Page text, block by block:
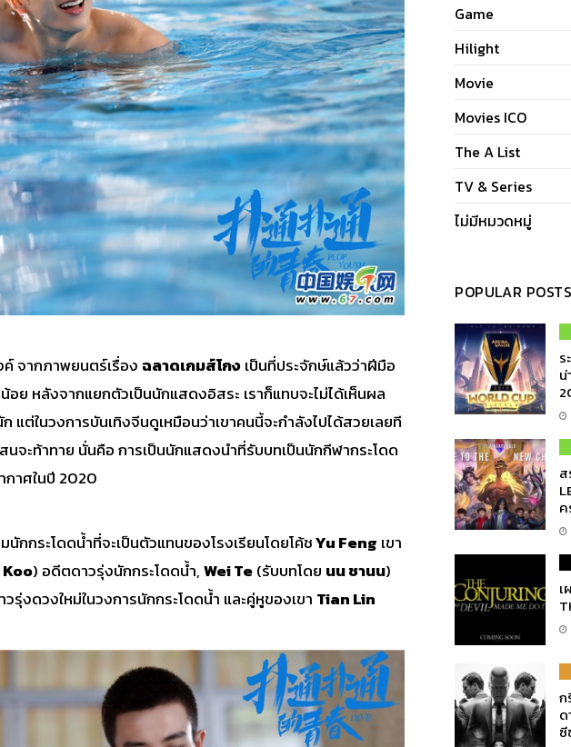
จากภาพยนตร์เรื่อง ฉลาดเกมส์โกงเป็นที่ประจักษ์แล้วว่าฝีมือ
อย หลังจากแยกตัวเป็นนักแสดงอิสระ เราก็แทบจะไม่ได้เห็นผล
แต่ในวงการบันเทิงจีนดูเหมือนว่าเขาคนนี้จะกำลังไปได้สวยเลยที
นจะท้าทาย นั่นคือ การเป็นนักแสดงนำที่รับบทเป็นนักกีฬากระโดด
กาศในปี 2020
กกระโดดน้ำที่จะเป็นตัวแทนของโรงเรียนโดยโค้ชYu Feng เขา
) อดีตดาวรุ่งนักกระโดดน้ำ,Wei Te(รับบทโดย นน ชานน)
วรุ่งดวงใหม่ในวงการนักกระโดดน้ำ และคู่หูของเขา Tian Lin
Game
Hilight
Movie
Movies ICO
The A List
TV & Series
ไม่มีหมวดหมู่
POPULAR POSTS
ร
ส
เ
ก
ด
ซี